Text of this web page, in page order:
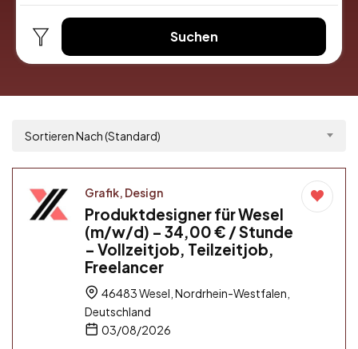
Suchen
Sortieren Nach (Standard)
Grafik, Design
Produktdesigner für Wesel
(m/w/d) – 34,00 € / Stunde
– Vollzeitjob, Teilzeitjob,
Freelancer
46483 Wesel, Nordrhein-Westfalen,
Deutschland
03/08/2026